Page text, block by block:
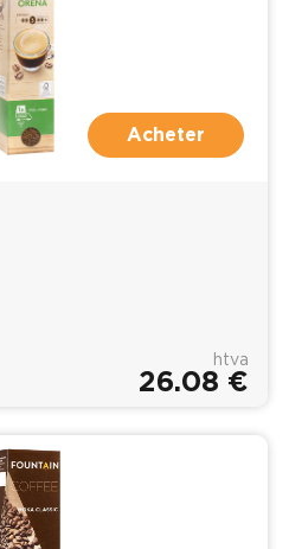
Acheter
htva
26.08 €